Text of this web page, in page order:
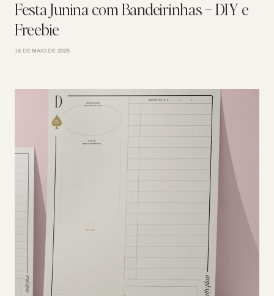
Festa Junina com Bandeirinhas – DIY e
Freebie
18 DE MAIO DE 2025